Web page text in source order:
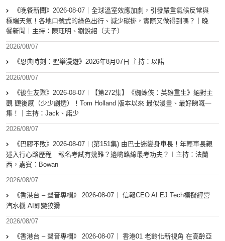
《晚餐新聞》2026-08-07｜全球溫室效應加劇，引發嚴重氣候反常與
極端天氣！各地口號式的綠色出行、減少碳排，實際又做得到嗎？｜晚
餐新聞｜主持：陳珏明、劉銳紹（夫子）
2026/08/07
《恩典時刻：聖樂漫遊》2026年8月07日 主持：以諾
2026/08/07
《後生友聚》2026-08-07︱【第272集】《蜘蛛俠：英雄重生》絕對主
觀 觀後感（少少劇透）！Tom Holland 版本以來 最似漫畫、最好睇嘅一
集！｜主持：Jack、諾少
2026/08/07
《巴膠不敗》2026-08-07︱(第151集) 由巴士迷變身車長！年輕車長親
述入行心路歷程｜報名考試有幾難？邊啲路線最考功夫？︱主持：法蘭
西，嘉賓︰Bowan
2026/08/07
《香港台 – 聲音專欄》 2026-08-07｜ 信報CEO AI EJ Tech模擬經營
汽水機 AI即變狡猾
2026/08/07
《香港台 – 聲音專欄》 2026-08-07｜ 香港01 老齡化新視角 在高齡亞